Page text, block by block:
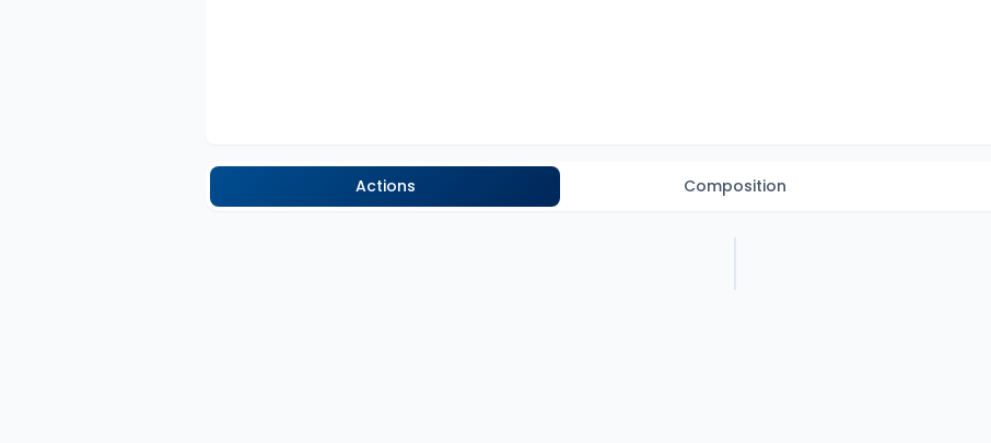
Actions Composition